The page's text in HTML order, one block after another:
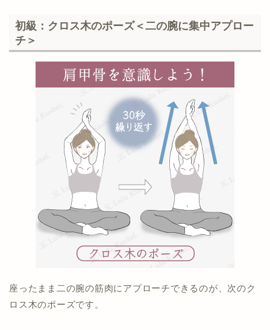
初級：クロス木のポーズ＜二の腕に集中アプロー
チ＞
座ったまま二の腕の筋肉にアプローチできるのが、次のク
ロス木のポーズです。